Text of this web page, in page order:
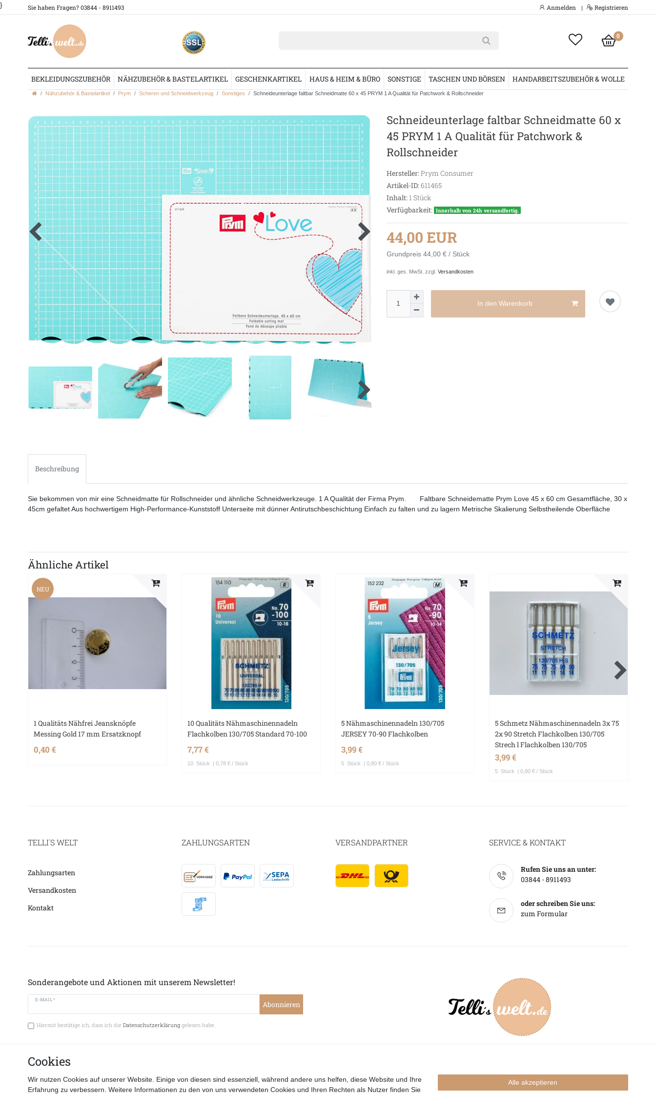
} Sie haben Fragen? 03844 - 8911493 Anmelden | Registrieren
0
BEKLEIDUNGSZUBEHÖR NÄHZUBEHÖR & BASTELARTIKEL GESCHENKARTIKEL HAUS & HEIM & BÜRO SONSTIGE TASCHEN UND BÖRSEN HANDARBEITSZUBEHÖR & WOLLE
Nähzubehör & Bastelartikel Prym Scheren und Schneidwerkzeug Sonstiges Schneideunterlage faltbar Schneidmatte 60 x 45 PRYM 1 A Qualität für Patchwork & Rollschneider
Schneideunterlage faltbar Schneidmatte 60 x
45 PRYM 1 A Qualität für Patchwork &
Rollschneider
Hersteller:Prym Consumer
Artikel-ID:611465
Inhalt:1 Stück
Verfügbarkeit: Innerhalb von 24h versandfertig.
44,00 EUR
Grundpreis 44,00 € / Stück
inkl. ges. MwSt. zzgl. Versandkosten
In den Warenkorb
Beschreibung
Sie bekommen von mir eine Schneidmatte für Rollschneider und ähnliche Schneidwerkzeuge. 1 A Qualität der Firma Prym. Faltbare Schneidematte Prym Love 45 x 60 cm Gesamtfläche, 30 x
45cm gefaltet Aus hochwertigem High-Performance-Kunststoff Unterseite mit dünner Antirutschbeschichtung Einfach zu falten und zu lagern Metrische Skalierung Selbstheilende Oberfläche
Ähnliche Artikel
NEU
1 Qualitäts Nähfrei Jeansknöpfe
Messing Gold 17 mm Ersatzknopf
0,40 €
10 Qualitäts Nähmaschinennadeln
Flachkolben 130/705 Standard 70-100
7,77 €
10 Stück | 0,78 € / Stück
5 Nähmaschinennadeln 130/705
JERSEY 70-90 Flachkolben
3,99 €
5 Stück | 0,80 € / Stück
5 Schmetz Nähmaschinennadeln 3x 75
2x 90 Stretch Flachkolben 130/705
Strech l Flachkolben 130/705
3,99 €
5 Stück | 0,80 € / Stück
TELLI´S WELT
Zahlungsarten
Versandkosten
Kontakt
ZAHLUNGSARTEN VERSANDPARTNER SERVICE & KONTAKT
Rufen Sie uns an unter:
03844 - 8911493
oder schreiben Sie uns:
zum Formular
Sonderangebote und Aktionen mit unserem Newsletter!
E-MAIL *
Abonnieren
Hiermit bestätige ich, dass ich die Datenschutzerklärunggelesen habe.
Vertrag widerrufen | Widerrufsrecht | Datenschutzerklärung | AGB Impressum
Cookies
Wir nutzen Cookies auf unserer Website. Einige von diesen sind essenziell, während andere uns helfen, diese Website und Ihre
Erfahrung zu verbessern. Weitere Informationen zu den von uns verwendeten Cookies und Ihren Rechten als Nutzer finden Sie
Alle akzeptieren